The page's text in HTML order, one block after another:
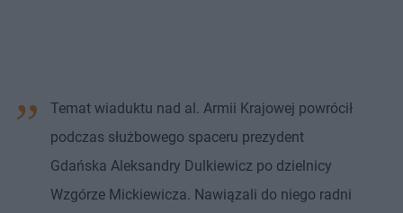
Temat wiaduktu nad al. Armii Krajowej powrócił
podczas służbowego spaceru prezydent
Gdańska Aleksandry Dulkiewicz po dzielnicy
Wzgórze Mickiewicza. Nawiązali do niego radni